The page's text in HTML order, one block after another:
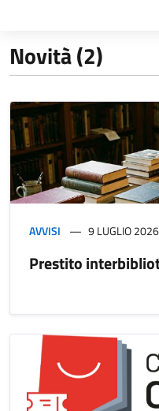
Novità (2)
AVVISI 9 LUGLIO 2026
Prestito